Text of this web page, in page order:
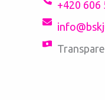
+420 606